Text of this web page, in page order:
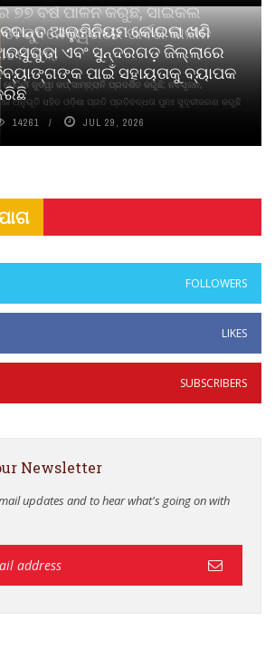
୭୭ ବର୍ଷ ପାଳନ କରୁଛି, ସାଇକଲ
ଭୁବନେଶ୍ୱରରେ ପାର୍ବଣ କାଳୀନ
କଲା
ଜୁଡୱା କପ୍‌ ସାମ୍ବ୍ରାନି ପ୍ରଦର୍ଶିତ କରୁଛି; ନବସୃଜନ,
ଅନୁଭୂତି ସହିତ ଓଡ଼ିଶା ପ୍ରତି ପ୍ରତିବଦ୍ଧତା ପୁନଃ ସୁଦୃଢୀକରଣ କରୁଛି
ଆଲୁମିନିୟମ କୋଇଲା ଖଣି
ଏବଂ ସୁନ୍ଦରଗଡ଼ ଜିଲ୍ଲାରେ
ପାଇଁ ସହାୟତାକୁ ବ୍ୟାପକ
14261 JUL 29, 2026
FOLLOWERS
LIKES
SUBSCRIBERS
Newsletter
updates and to hear what's going on with